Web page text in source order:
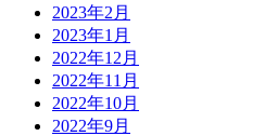
2023年2月
2023年1月
2022年12月
2022年11月
2022年10月
2022年9月